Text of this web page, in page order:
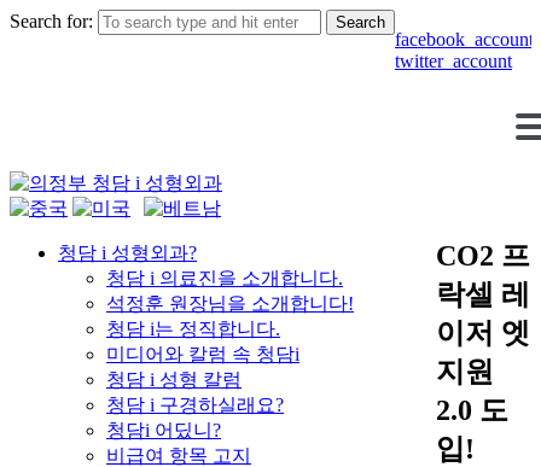
Search for:
facebook_account
twitter_account
청담 i 성형외과?
청담 i 의료진을 소개합니다.
석정훈 원장님을 소개합니다!
청담 i는 정직합니다.
미디어와 칼럼 속 청담i
청담 i 성형 칼럼
청담 i 구경하실래요?
청담i 어딨니?
비급여 항목 고지
CO2 프
락셀 레
이저 엣
지원
2.0 도
입!